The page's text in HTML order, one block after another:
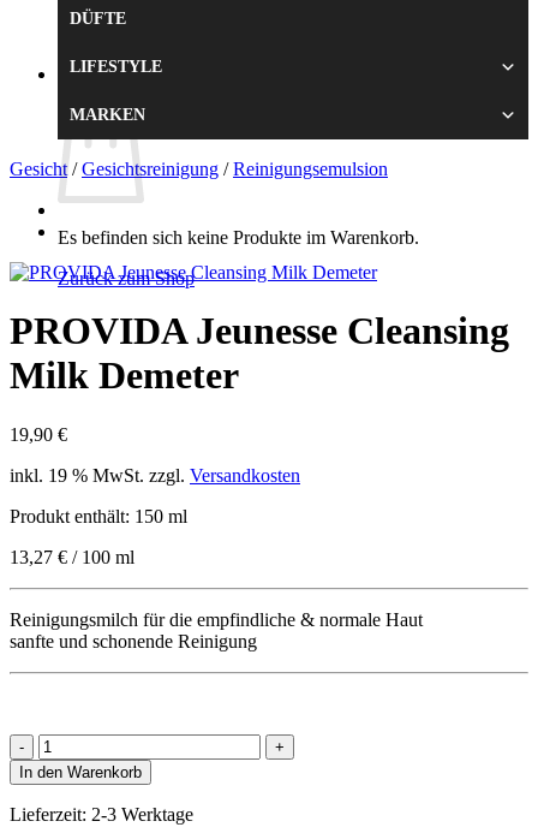
Es befinden sich keine Produkte im Warenkorb.
Zurück zum Shop
DÜFTE
LIFESTYLE
MARKEN
Gesicht / Gesichtsreinigung / Reinigungsemulsion
PROVIDA Jeunesse Cleansing
Milk Demeter
19,90 €
inkl. 19 % MwSt. zzgl. Versandkosten
Produkt enthält: 150 ml
13,27 € / 100 ml
Reinigungsmilch für die empfindliche & normale Haut
sanfte und schonende Reinigung
PROVIDA
Jeunesse
Cleansing
Milk
In den Warenkorb
Lieferzeit: 2-3 Werktage